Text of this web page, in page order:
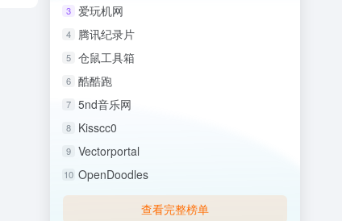
3 爱玩机网
4 腾讯纪录片
5 仓鼠工具箱
6 酷酷跑
7 5nd音乐网
8 Kisscc0
9 Vectorportal
10 OpenDoodles
查看完整榜单